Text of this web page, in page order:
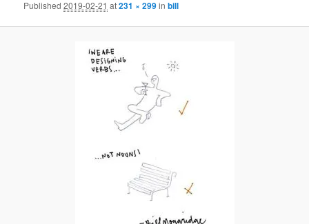
Published2019-02-21 at231 × 299inbill